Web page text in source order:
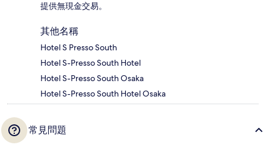
提供無現金交易。
其他名稱
Hotel S Presso South
Hotel S-Presso South Hotel
Hotel S-Presso South Osaka
Hotel S-Presso South Hotel Osaka
常見問題